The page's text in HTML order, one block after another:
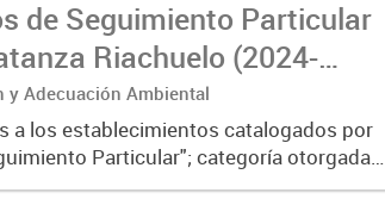
de Seguimiento Particular
Riachuelo (2024-
y Adecuación Ambiental
a los establecimientos catalogados por
Particular"; categoría otorgada a
una verificación más exhaustiva por